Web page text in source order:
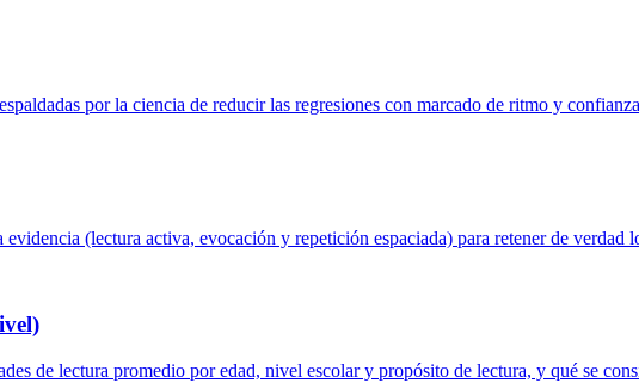
por la ciencia de reducir las regresiones con marcado de ritmo y
(lectura activa, evocación y repetición espaciada) para retener de verdad
de lectura promedio por edad, nivel escolar y propósito de lectura, y qué se